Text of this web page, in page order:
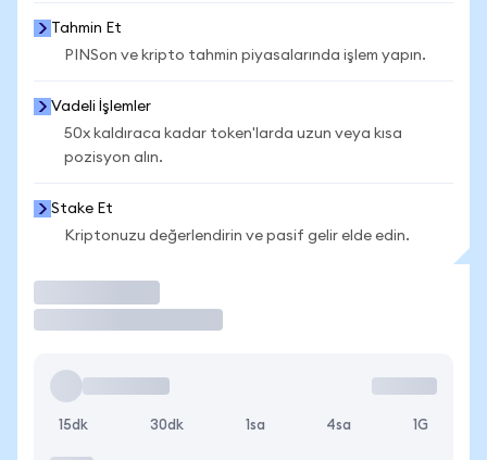
Tahmin Et
PINSon ve kripto tahmin piyasalarında işlem yapın.
Vadeli İşlemler
50x kaldıraca kadar token'larda uzun veya kısa
pozisyon alın.
Stake Et
Kriptonuzu değerlendirin ve pasif gelir elde edin.
15dk 30dk 1sa 4sa 1G